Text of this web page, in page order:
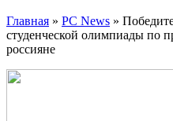
Главная » PC News »
студенческой олимпиады по
россияне